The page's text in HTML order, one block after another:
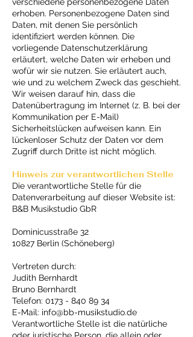
erhoben. Personenbezogene Daten sind
Daten, mit denen Sie persönlich
identifiziert werden können. Die
vorliegende Datenschutzerklärung
erläutert, welche Daten wir erheben und
wofür wir sie nutzen. Sie erläutert auch,
wie und zu welchem Zweck das geschieht.
Wir weisen darauf hin, dass die
Datenübertragung im Internet (z. B. bei der
Kommunikation per E-Mail)
Sicherheitslücken aufweisen kann. Ein
lückenloser Schutz der Daten vor dem
Zugriff durch Dritte ist nicht möglich.
Hinweis zur verantwortlichen Stelle
Die verantwortliche Stelle für die
Datenverarbeitung auf dieser Website ist:
B&B Musikstudio GbR
Dominicusstraße 32
10827 Berlin (Schöneberg)
Vertreten durch:
Judith Bernhardt
Bruno Bernhardt
Telefon: 0173 - 840 89 34
E-Mail: info@bb-musikstudio.de
Verantwortliche Stelle ist die natürliche
oder juristische Person, die allein oder